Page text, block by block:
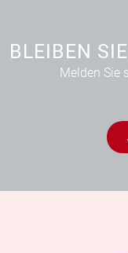
BLEIBEN
Melden Sie